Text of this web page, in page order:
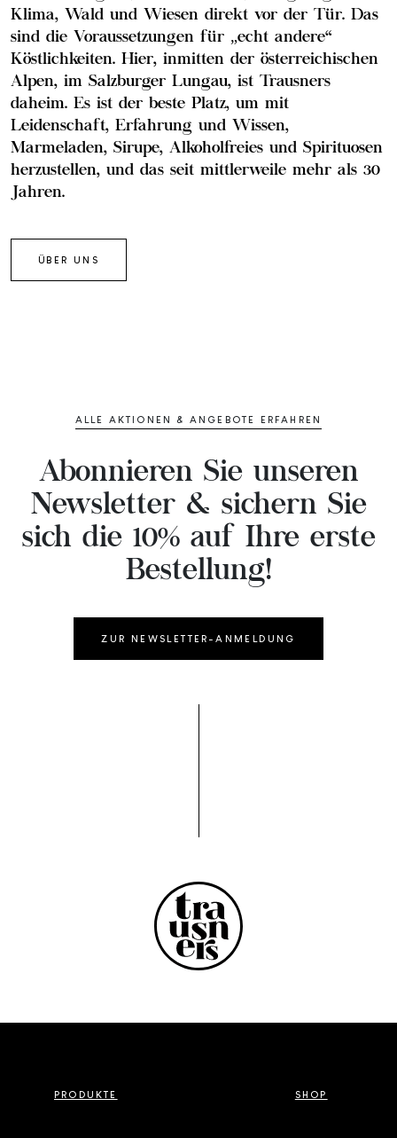
Klima, Wald und Wiesen direkt vor der Tür. Das
sind die Voraussetzungen für „echt andere“
Köstlichkeiten. Hier, inmitten der österreichischen
Alpen, im Salzburger Lungau, ist Trausners
daheim. Es ist der beste Platz, um mit
Leidenschaft, Erfahrung und Wissen,
Marmeladen, Sirupe, Alkoholfreies und Spirituosen
herzustellen, und das seit mittlerweile mehr als 30
Jahren.
ÜBER UNS
ALLE AKTIONEN & ANGEBOTE ERFAHREN
Abonnieren Sie unseren
Newsletter & sichern Sie
sich die 10% auf Ihre erste
Bestellung!
ZUR NEWSLETTER-ANMELDUNG
PRODUKTE SHOP